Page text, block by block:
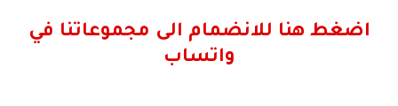
اضغط هنا للانضمام الى مجموعاتنا في
واتساب